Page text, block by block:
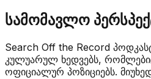
სამომავლო
Search Off the Record
კულუარულ ხედვებს,
ოფიციალურ პოზიციებს.